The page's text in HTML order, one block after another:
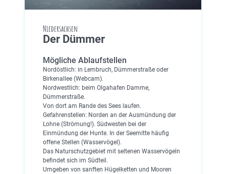
Niedersachsen
Der Dümmer
Mögliche Ablaufstellen
Nordöstlich: in Lembruch, Dümmerstraße oder
Birkenallee (Webcam).
Nordwestlich: beim Olgahafen Damme,
Dümmerstraße.
Von dort am Rande des Sees laufen.
Gefahrenstellen: Norden an der Ausmündung der
Lohne (Strömung!). Südwesten bei der
Einmündung der Hunte. In der Seemitte häufig
offene Stellen (Wasservögel).
Das Naturschutzgebiet mit seltenen Wasservögeln
befindet sich im Südteil.
Umgeben von sanften Hügelketten und Mooren